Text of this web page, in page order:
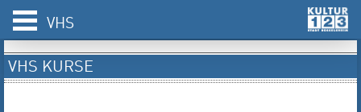
VHS
VHS KURSE